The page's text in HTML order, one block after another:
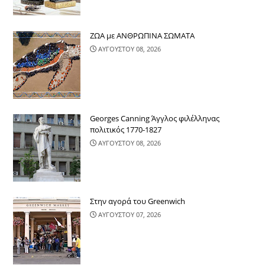
ΖΩΑ με ΑΝΘΡΩΠΙΝΑ ΣΩΜΑΤΑ
ΑΥΓΟΥΣΤΟΥ 08, 2026
Georges Canning Άγγλος φιλέλληνας
πολιτικός 1770-1827
ΑΥΓΟΥΣΤΟΥ 08, 2026
Στην αγορά του Greenwich
ΑΥΓΟΥΣΤΟΥ 07, 2026